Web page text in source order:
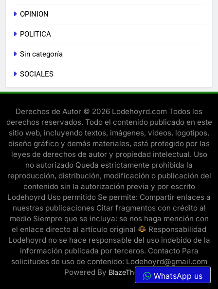
OPINION
POLITICA
Sin categoría
SOCIALES
Derechos de Autor © 2026 Lodehoyrd.com Todos los
derechos reservados. Todo el contenido publicado en este
sitio web, incluyendo textos, imágenes, videos, logotipos,
diseño gráfico y demás materiales, está protegido por las
leyes de derechos de autor y propiedad intelectual. Uso
no autorizado Queda estrictamente prohibida la
reproducción, distribución, modificación o publicación del
contenido sin la autorización previa y por escrito
Lodehoyrd Uso permitido Se permite: Compartir enlaces a
nuestras publicaciones Citar fragmentos con crédito al
medio Siempre que se incluya: se nos haga mención con
el enlace directo al artículo original
Responsabilidad
Lodehoyrd no se hace responsable del uso indebido de la
información publicada por terceros. Contacto Para
solicitudes de uso de contenido: Lodehoyrd@gmail.com
Powered By BlazeThemes .WhatsApp us